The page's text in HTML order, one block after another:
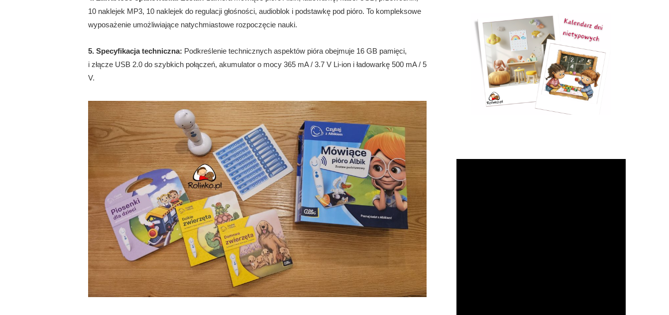
10 naklejek MP3, 10 naklejek do regulacji głośności, audioblok i podstawkę pod pióro. To kompleksowe
wyposażenie umożliwiające natychmiastowe rozpoczęcie nauki.
5. Specyfikacja techniczna: Podkreślenie technicznych aspektów pióra obejmuje 16 GB pamięci,
i złącze USB 2.0 do szybkich połączeń, akumulator o mocy 365 mA / 3.7 V Li-ion i ładowarkę 500 mA / 5
V.